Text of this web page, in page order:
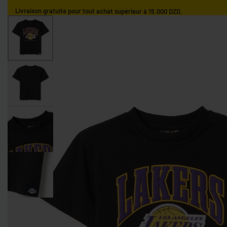
Livraison gratuite pour tout achat supérieur à 15.000 DZD.
NOS MARQUES
GARÇONS 0-9 MOIS GARÇONS 9-36 MOIS GARÇONS 3-10
FILLES 0-9 MOIS